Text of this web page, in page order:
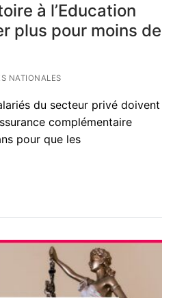
à l’Education
plus pour moins de
NATIONALES
du secteur privé doivent
complémentaire
pour que les